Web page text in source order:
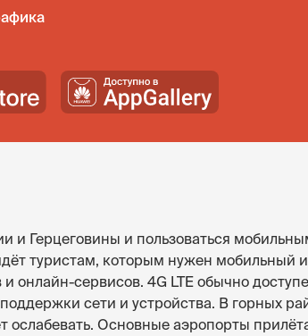
и Герцеговины и пользоваться
туристам, которым нужен мобильный
онлайн-сервисов. 4G LTE обычно
сети и устройства. В горных
ослабевать. Основные аэропорты